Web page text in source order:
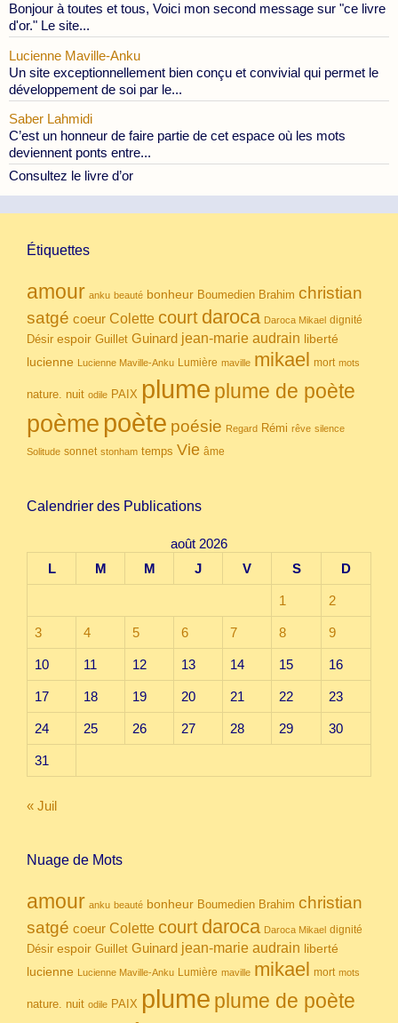
Bonjour à toutes et tous, Voici mon second message sur "ce livre
d'or." Le site...
Lucienne Maville-Anku
Un site exceptionnellement bien conçu et convivial qui permet le
développement de soi par le...
Saber Lahmidi
C’est un honneur de faire partie de cet espace où les mots
deviennent ponts entre...
Consultez le livre d’or
Étiquettes
amour anku beauté bonheur Boumedien Brahim christian
satgé coeur Colette court daroca Daroca Mikael dignité
Désir espoir Guillet Guinard jean-marie audrain liberté
lucienne Lucienne Maville-Anku Lumière maville mikael mort mots
nature. nuit odile PAIX plume plume de poète
poème poète poésie Regard Rémi rêve silence
Solitude sonnet stonham temps Vie âme
Calendrier des Publications
août 2026
L
M M J V S D
1 2
3 4 5 6 7 8 9
10 11 12 13 14 15 16
17 18 19 20 21 22 23
24 25 26 27 28 29 30
31
« Juil
Nuage de Mots
amour anku beauté bonheur Boumedien Brahim christian
satgé coeur Colette court daroca Daroca Mikael dignité
Désir espoir Guillet Guinard jean-marie audrain liberté
lucienne Lucienne Maville-Anku Lumière maville mikael mort mots
nature. nuit odile PAIX plume plume de poète